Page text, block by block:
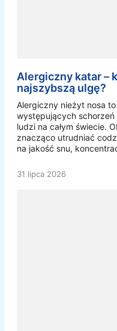
Alergiczny katar –
najszybszą ulgę?
Alergiczny nieżyt nosa
występujących
ludzi na całym świecie.
znacząco utrudniać
na jakość snu,
31 lipca 2026